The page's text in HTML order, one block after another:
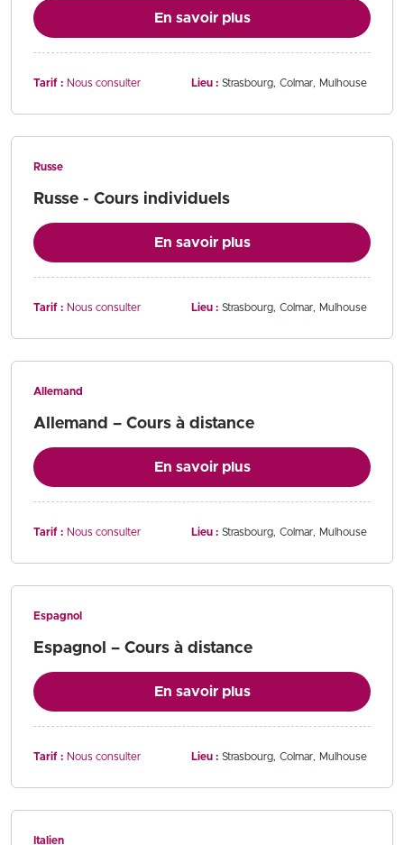
En savoir plus
Tarif : Nous consulter Lieu : Strasbourg Colmar Mulhouse
Russe
Russe - Cours individuels
En savoir plus
Tarif : Nous consulter Lieu : Strasbourg Colmar Mulhouse
Allemand
Allemand – Cours à distance
En savoir plus
Tarif : Nous consulter Lieu : Strasbourg Colmar Mulhouse
Espagnol
Espagnol – Cours à distance
En savoir plus
Tarif : Nous consulter Lieu : Strasbourg Colmar Mulhouse
Italien